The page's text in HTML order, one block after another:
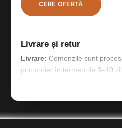
CERE OFERTĂ
Livrare și retur
Livrare: Comenzile sunt
prin curier în termen de 3–10
Retur:Produsele sunt